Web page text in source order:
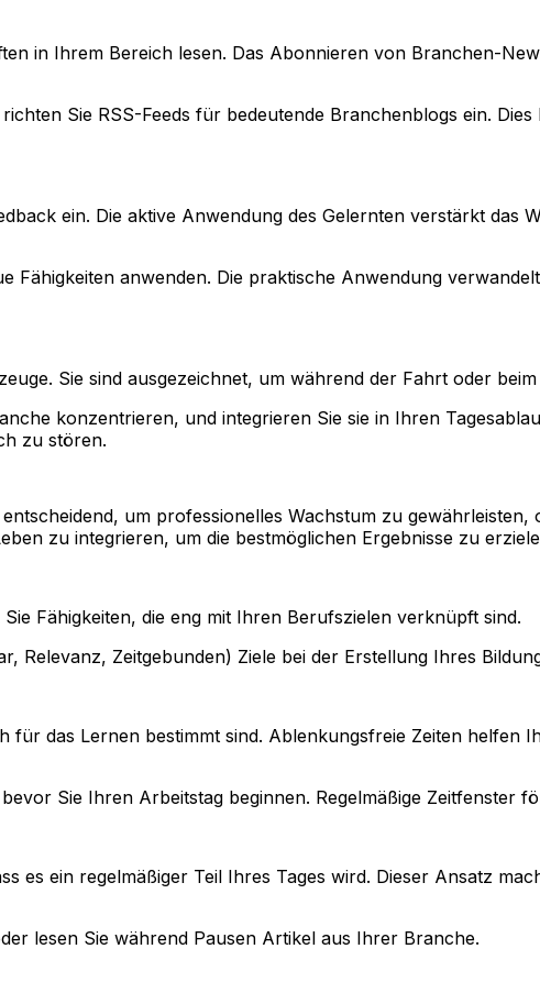
in Ihrem Bereich lesen. Das Abonnieren von Branchen-
Sie RSS-Feeds für bedeutende Branchenblogs ein.
ein. Die aktive Anwendung des Gelernten verstärkt das
Fähigkeiten anwenden. Die praktische Anwendung
Sie sind ausgezeichnet, um während der Fahrt oder
konzentrieren, und integrieren Sie sie in Ihren
zu stören.
um professionelles Wachstum zu
zu integrieren, um die bestmöglichen Ergebnisse zu
Fähigkeiten, die eng mit Ihren Berufszielen verknüpft sind.
Relevanz, Zeitgebunden) Ziele bei der Erstellung Ihres
für das Lernen bestimmt sind. Ablenkungsfreie Zeiten helfen
Sie Ihren Arbeitstag beginnen. Regelmäßige Zeitfenster
es ein regelmäßiger Teil Ihres Tages wird. Dieser Ansatz
lesen Sie während Pausen Artikel aus Ihrer Branche.